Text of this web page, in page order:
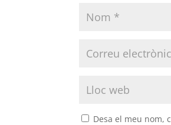
Desa el meu nom,